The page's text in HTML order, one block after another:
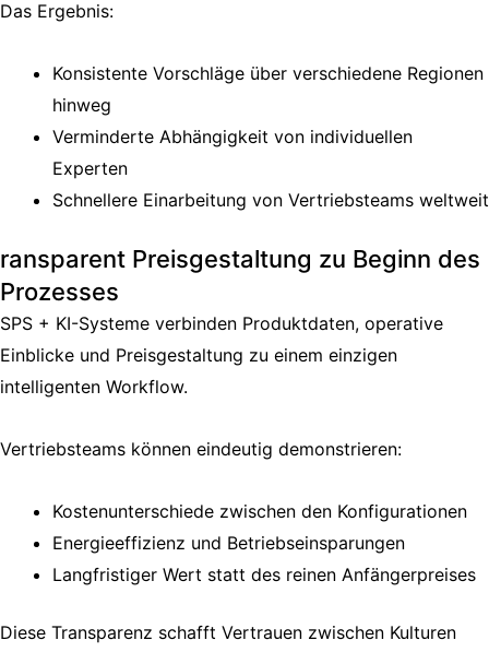
Das Ergebnis:
Konsistente Vorschläge über verschiedene Regionen
hinweg
Verminderte Abhängigkeit von individuellen
Experten
Schnellere Einarbeitung von Vertriebsteams weltweit
ransparent Preisgestaltung zu Beginn des
Prozesses
SPS + KI-Systeme verbinden Produktdaten, operative
Einblicke und Preisgestaltung zu einem einzigen
intelligenten Workflow.
Vertriebsteams können eindeutig demonstrieren:
Kostenunterschiede zwischen den Konfigurationen
Energieeffizienz und Betriebseinsparungen
Langfristiger Wert statt des reinen Anfängerpreises
Diese Transparenz schafft Vertrauen zwischen Kulturen